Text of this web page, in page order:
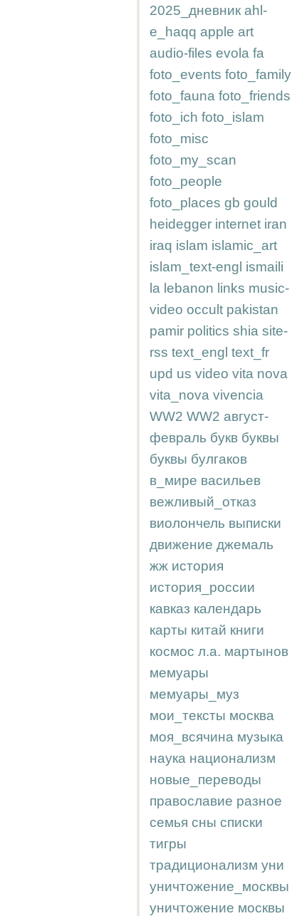
2025_дневник ahl-
e_haqq apple art
audio-files evola fa
foto_events foto_family
foto_fauna foto_friends
foto_ich foto_islam
foto_misc
foto_my_scan
foto_people
foto_places gb gould
heidegger internet iran
iraq islam islamic_art
islam_text-engl ismaili
la lebanon links music-
video occult pakistan
pamir politics shia site-
rss text_engl text_fr
upd us video vita nova
vita_nova vivencia
WW2 WW2 август-
февраль букв буквы
буквы булгаков
в_мире васильев
вежливый_отказ
виолончель выписки
движение джемаль
жж история
история_россии
кавказ календарь
карты китай книги
космос л.а. мартынов
мемуары
мемуары_муз
мои_тексты москва
моя_всячина музыка
наука национализм
новые_переводы
православие разное
семья сны списки
тигры
традиционализм уни
уничтожение_москвы
уничтожение москвы